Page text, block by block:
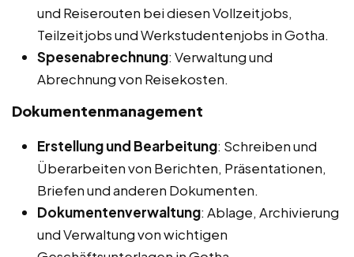
und Reiserouten bei diesen Vollzeitjobs,
Teilzeitjobs und Werkstudentenjobs in Gotha.
Spesenabrechnung: Verwaltung und
Abrechnung von Reisekosten.
Dokumentenmanagement
Erstellung und Bearbeitung: Schreiben und
Überarbeiten von Berichten, Präsentationen,
Briefen und anderen Dokumenten.
Dokumentenverwaltung: Ablage, Archivierung
und Verwaltung von wichtigen